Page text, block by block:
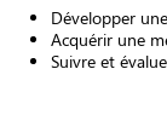
Développer
Acquérir une
Suivre et